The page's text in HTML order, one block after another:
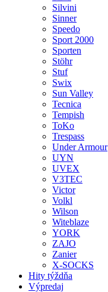
Silvini
Sinner
Speedo
Sport 2000
Sporten
Stöhr
Stuf
Swix
Sun Valley
Tecnica
Tempish
ToKo
Trespass
Under Armour
UYN
UVEX
V3TEC
Victor
Volkl
Wilson
Witeblaze
YORK
ZAJO
Zanier
X-SOCKS
Hity týždňa
Výpredaj